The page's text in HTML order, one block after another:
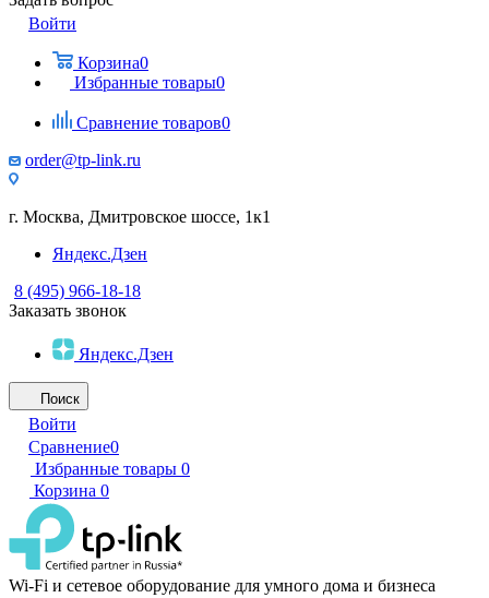
Войти
Корзина0
Избранные товары0
Сравнение товаров0
order@tp-link.ru
г. Москва, Дмитровское шоссе, 1к1
Яндекс.Дзен
8 (495) 966-18-18
Заказать звонок
Яндекс.Дзен
Поиск
Войти
Сравнение0
Избранные товары 0
Корзина 0
Wi-Fi и сетевое оборудование для умного дома и бизнеса